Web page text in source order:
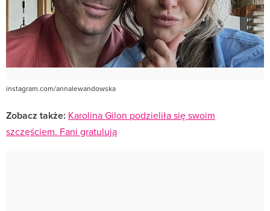
instagram.com/annalewandowska
Zobacz także: Karolina Gilon podzieliła się swoim
szczęściem. Fani gratulują